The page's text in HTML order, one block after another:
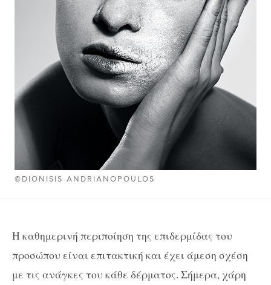
©DIONISIS ANDRIANOPOULOS
Η καθημερινή περιποίηση της επιδερμίδας του
προσώπου είναι επιτακτική και έχει άμεση σχέση
με τις ανάγκες του κάθε δέρματος. Σήμερα, χάρη